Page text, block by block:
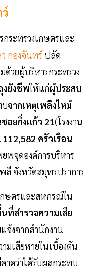
กระทรวงเกษตรและ
กองจันทร์ ปลัด
วยผู้บริหารกระทรวง
งยังชีพให้แก่ผู้ประสบ
บจากเหตุเพลิงไหม้
อยกิ่งแก้ว 21(โรงงาน
112,582 ครัวเรือน
พจุดองค์การบริหาร
จังหวัดสมุทรปราการ
กษตรและสหกรณ์ใน
ที่สำรวจความเสีย
จ้งจากสำนักงาน
มเสียหายในเบื้องต้น
ดว่าได้รับผลกระทบ